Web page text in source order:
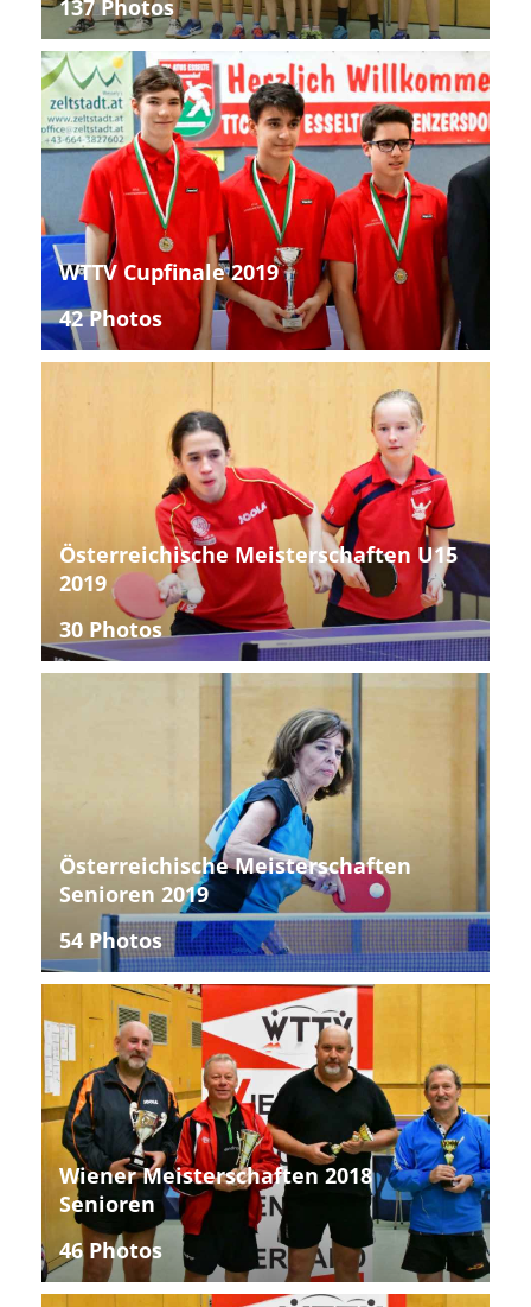
137 Photos
WTTV Cupfinale 2019
42 Photos
Österreichische Meisterschaften U15
2019
30 Photos
Österreichische Meisterschaften
Senioren 2019
54 Photos
Wiener Meisterschaften 2018
Senioren
46 Photos